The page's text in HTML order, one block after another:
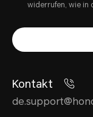
widerrufen, wie in
Kontakt